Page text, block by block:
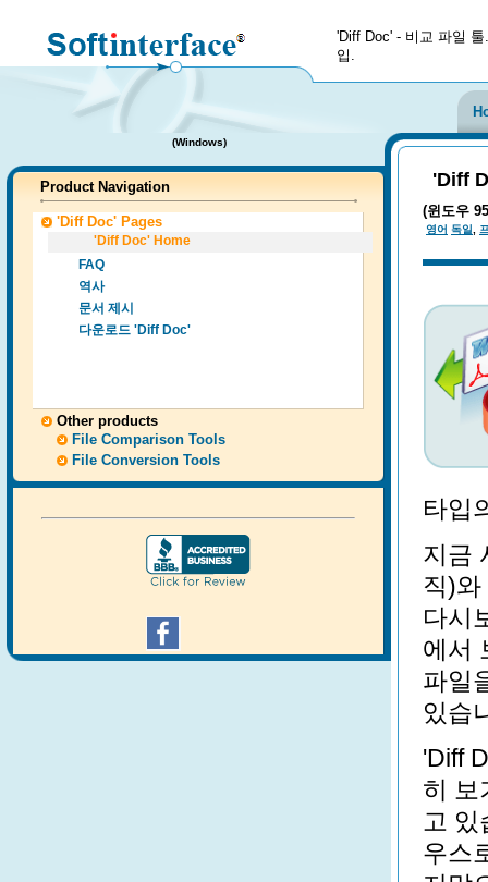
'Diff Doc' - 비교 파일
입.
(Windows)
Product Navigation
'Diff Doc' Pages
'Diff Doc' Home
FAQ
역사
문서 제시
다운로드 'Diff Doc'
Other products
File Comparison Tools
File Conversion Tools
'Diff
(윈도우
영어 독일
타입
지금
직)
다시
에서
파일
있습
'Diff
히 보
고
우스